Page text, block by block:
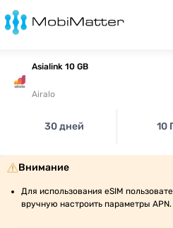
Asialink 10 GB
Airalo
30 дней 10
Внимание
Для использования eSIM
вручную настроить параметры APN.